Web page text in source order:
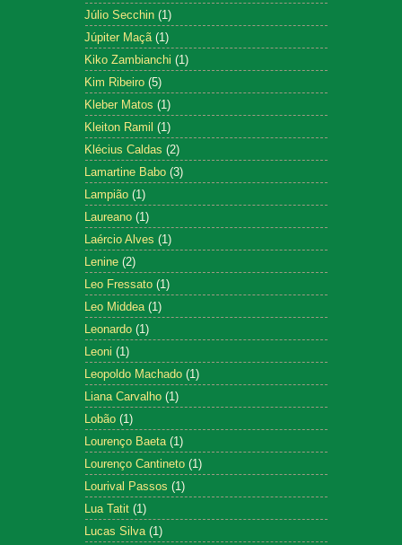
Júlio Secchin (1)
Júpiter Maçã (1)
Kiko Zambianchi (1)
Kim Ribeiro (5)
Kleber Matos (1)
Kleiton Ramil (1)
Klécius Caldas (2)
Lamartine Babo (3)
Lampião (1)
Laureano (1)
Laércio Alves (1)
Lenine (2)
Leo Fressato (1)
Leo Middea (1)
Leonardo (1)
Leoni (1)
Leopoldo Machado (1)
Liana Carvalho (1)
Lobão (1)
Lourenço Baeta (1)
Lourenço Cantineto (1)
Lourival Passos (1)
Lua Tatit (1)
Lucas Silva (1)